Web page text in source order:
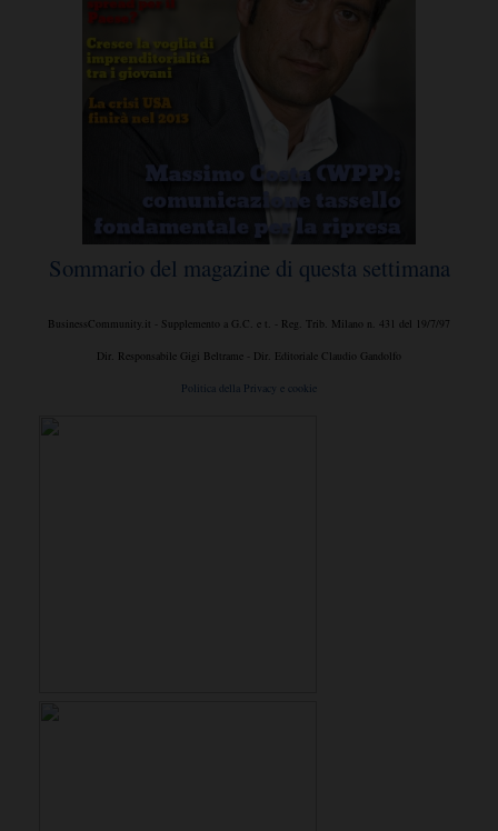
Sommario del magazine di questa settimana
BusinessCommunity.it - Supplemento a G.C. e t. - Reg. Trib. Milano n. 431 del 19/7/97
Dir. Responsabile Gigi Beltrame - Dir. Editoriale Claudio Gandolfo
Politica della Privacy e cookie